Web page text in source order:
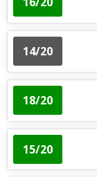
14/20
18/20
15/20